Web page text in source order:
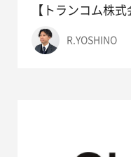
【トランコム株式
R.YOSHINO